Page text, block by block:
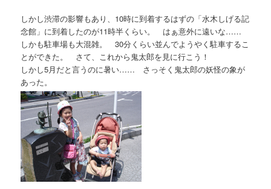
しかし渋滞の影響もあり、10時に到着するはずの「水木しげる記
念館」に到着したのが11時半くらい。 はぁ意外に遠いな……
しかも駐車場も大混雑。 30分くらい並んでようやく駐車するこ
とができた。 さて、これから鬼太郎を見に行こう！
しかし5月だと言うのに暑い…… さっそく鬼太郎の妖怪の象が
あった。